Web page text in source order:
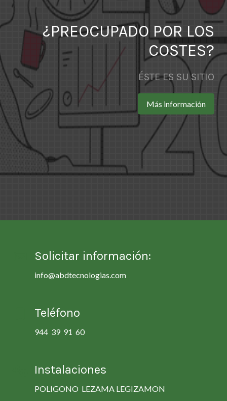
¿PREOCUPADO POR LOS
COSTES?
ÉSTE ES SU SITIO
Más información
Solicitar información:
info@abdtecnologias.com
Teléfono
944 39 91 60
Instalaciones
POLIGONO LEZAMA LEGIZAMON